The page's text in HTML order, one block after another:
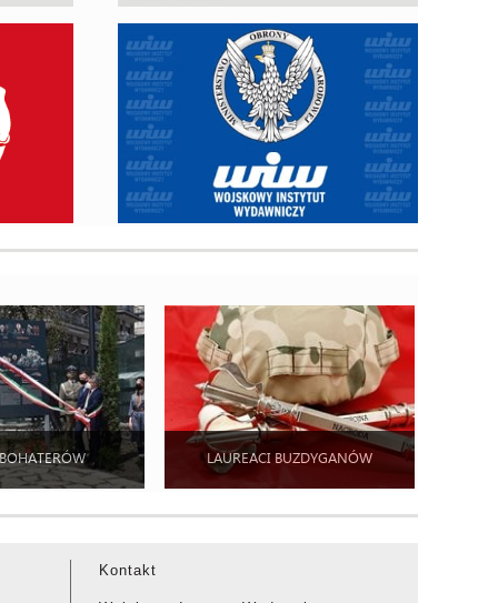
LAUREACI BUZDYGANÓW
Kontakt